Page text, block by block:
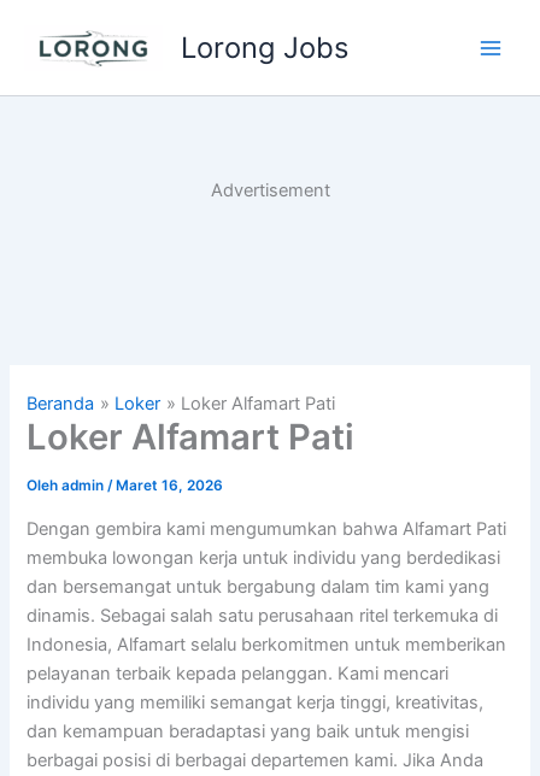
Lorong Jobs
Advertisement
Beranda Loker Loker Alfamart Pati
Loker Alfamart Pati
Olehadmin/ Maret 16, 2026
Dengan gembira kami mengumumkan bahwa Alfamart Pati
membuka lowongan kerja untuk individu yang berdedikasi
dan bersemangat untuk bergabung dalam tim kami yang
dinamis. Sebagai salah satu perusahaan ritel terkemuka di
Indonesia, Alfamart selalu berkomitmen untuk memberikan
pelayanan terbaik kepada pelanggan. Kami mencari
individu yang memiliki semangat kerja tinggi, kreativitas,
dan kemampuan beradaptasi yang baik untuk mengisi
berbagai posisi di berbagai departemen kami. Jika Anda